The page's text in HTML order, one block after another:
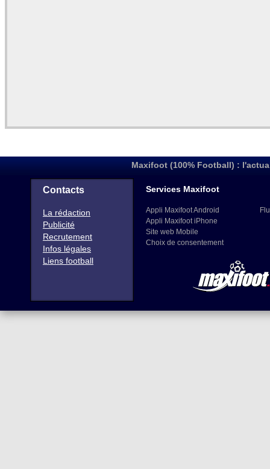
Maxifoot (100% Football) :
Contacts
La rédaction
Publicité
Recrutement
Infos légales
Liens football
Services Maxifoot
Appli Maxifoot Android
Appli Maxifoot iPhone
Site web Mobile
Choix de consentement